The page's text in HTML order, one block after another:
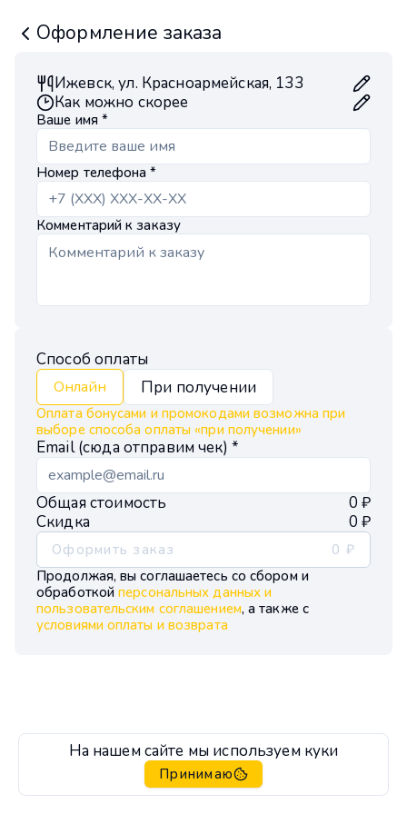
Оформление заказа
Ижевск, ул. Красноармейская, 133
Как можно скорее
Ваше имя *
Номер телефона *
Комментарий к заказу
Способ оплаты
Онлайн При получении
Оплата бонусами и промокодами возможна при
выборе способа оплаты «при получении»
Email (сюда отправим чек) *
Общая стоимость
0 ₽
Скидка
0 ₽
Оформить заказ
0 ₽
Продолжая, вы соглашаетесь со сбором и
обработкойперсональных данных и
пользовательским соглашением, а также с
условиями оплаты и возврата
На нашем сайте мы используем куки
Принимаю